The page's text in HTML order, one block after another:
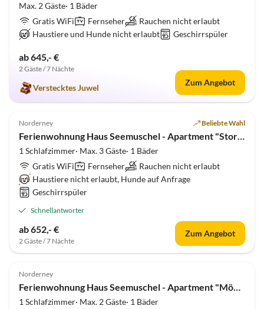
Max. 2 Gäste· 1 Bäder
Gratis WiFi
Fernseher
Rauchen nicht erlaubt
Haustiere und Hunde nicht erlaubt
Geschirrspüler
ab 645,- €
2 Gäste / 7 Nächte
Verstecktes Juwel
Zum Angebot
Top-Inserat
5.0 (1)
Norderney Beliebte Wahl
Ferienwohnung Haus Seemuschel - Apartment "Storchennest"
1 Schlafzimmer· Max. 3 Gäste· 1 Bäder
Gratis WiFi
Fernseher
Rauchen nicht erlaubt
Haustiere nicht erlaubt, Hunde auf Anfrage
Geschirrspüler
Schnellantworter
ab 652,- €
2 Gäste / 7 Nächte
Zum Angebot
Top-Inserat
Norderney
Ferienwohnung Haus Seemuschel - Apartment "Möwennest"
1 Schlafzimmer· Max. 2 Gäste· 1 Bäder